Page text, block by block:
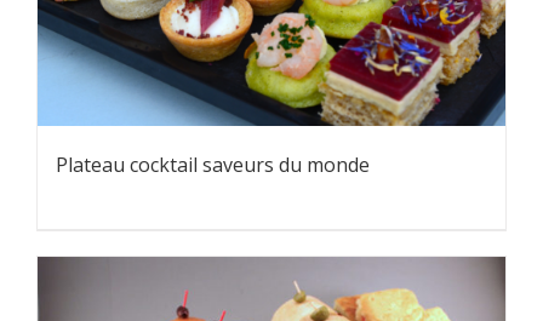
Plateau cocktail saveurs du monde